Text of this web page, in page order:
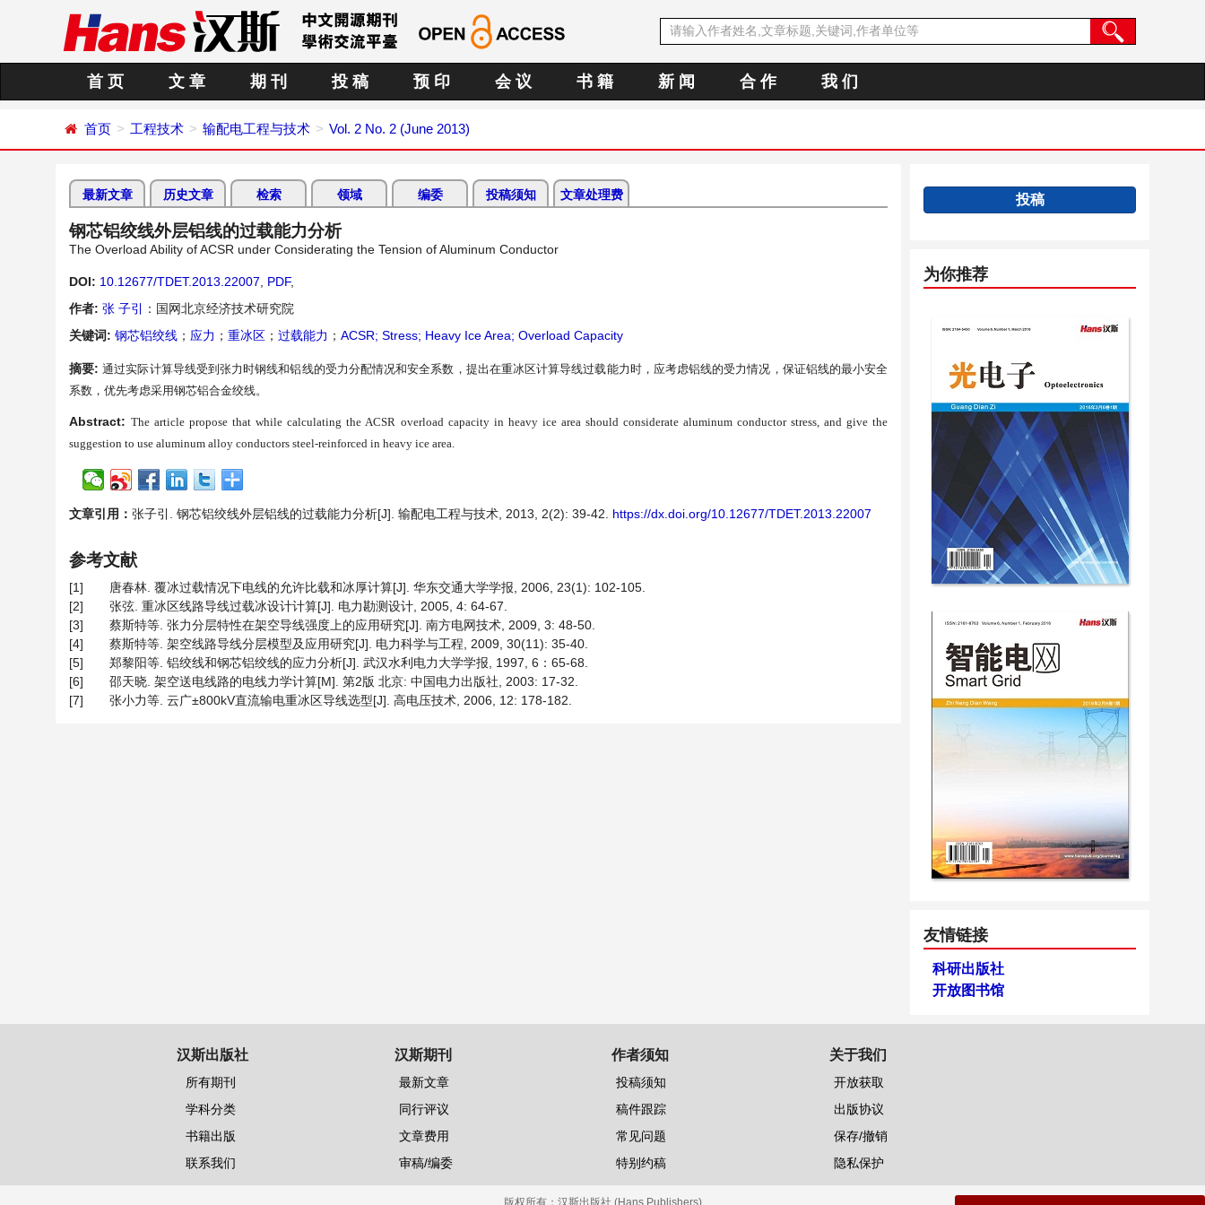
首 页 文 章 期 刊 投 稿 预 印 会 议 书 籍 新 闻 合 作 我 们
首页 工程技术 输配电工程与技术 Vol. 2 No. 2 (June 2013)
最新文章 历史文章 检索 领域 编委 投稿须知 文章处理费
钢芯铝绞线外层铝线的过载能力分析
The Overload Ability of ACSR under Considerating the Tension of Aluminum Conductor
DOI: 10.12677/TDET.2013.22007 PDF,
作者: 张 子引
：国网北京经济技术研究院
关键词: 钢芯铝绞线 ； 应力 ； 重冰区 ； 过载能力 ； ACSR; Stress; Heavy Ice Area; Overload Capacity
摘要:通过实际计算导线受到张力时钢线和铝线的受力分配情况和安全系数，提出在重冰区计算导线过载能力时，应考虑铝线的受力情况，保证铝线的最小安全
系数，优先考虑采用钢芯铝合金绞线。
Abstract:The article propose that while calculating the ACSR overload capacity in heavy ice area should considerate aluminum conductor stress, and give the
suggestion to use aluminum alloy conductors steel-reinforced in heavy ice area.
文章引用： 张子引. 钢芯铝绞线外层铝线的过载能力分析[J]. 输配电工程与技术, 2013, 2(2): 39-42. https://dx.doi.org/10.12677/TDET.2013.22007
参考文献
[1]
唐春林. 覆冰过载情况下电线的允许比载和冰厚计算[J]. 华东交通大学学报, 2006, 23(1): 102-105.
[2]
张弦. 重冰区线路导线过载冰设计计算[J]. 电力勘测设计, 2005, 4: 64-67.
[3]
蔡斯特等. 张力分层特性在架空导线强度上的应用研究[J]. 南方电网技术, 2009, 3: 48-50.
[4]
蔡斯特等. 架空线路导线分层模型及应用研究[J]. 电力科学与工程, 2009, 30(11): 35-40.
[5]
郑黎阳等. 铝绞线和钢芯铝绞线的应力分析[J]. 武汉水利电力大学学报, 1997, 6：65-68.
[6]
邵天晓. 架空送电线路的电线力学计算[M]. 第2版 北京: 中国电力出版社, 2003: 17-32.
[7]
张小力等. 云广±800kV直流输电重冰区导线选型[J]. 高电压技术, 2006, 12: 178-182.
投稿
为你推荐
友情链接
科研出版社
开放图书馆
汉斯出版社
所有期刊
学科分类
书籍出版
联系我们
汉斯期刊
最新文章
同行评议
文章费用
审稿/编委
作者须知
投稿须知
稿件跟踪
常见问题
特别约稿
关于我们
开放获取
出版协议
保存/撤销
隐私保护
版权所有： 汉斯出版社 (Hans Publishers)